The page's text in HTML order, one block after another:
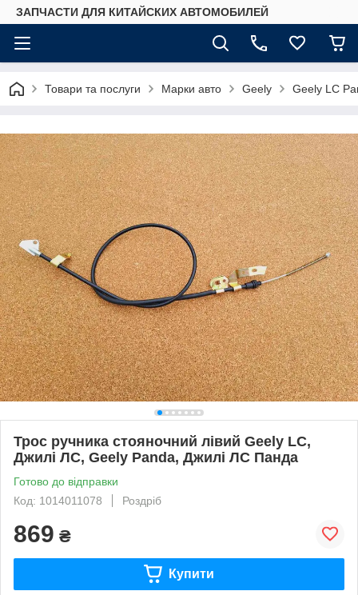
ЗАПЧАСТИ ДЛЯ КИТАЙСКИХ АВТОМОБИЛЕЙ
Товари та послуги Марки авто Geely Geely LC
Трос ручника стояночний лівий Geely LC,
Джилі ЛС, Geely Panda, Джилі ЛС Панда
Готово до відправки
Код: 1014011078
Роздріб
869 ₴
Купити